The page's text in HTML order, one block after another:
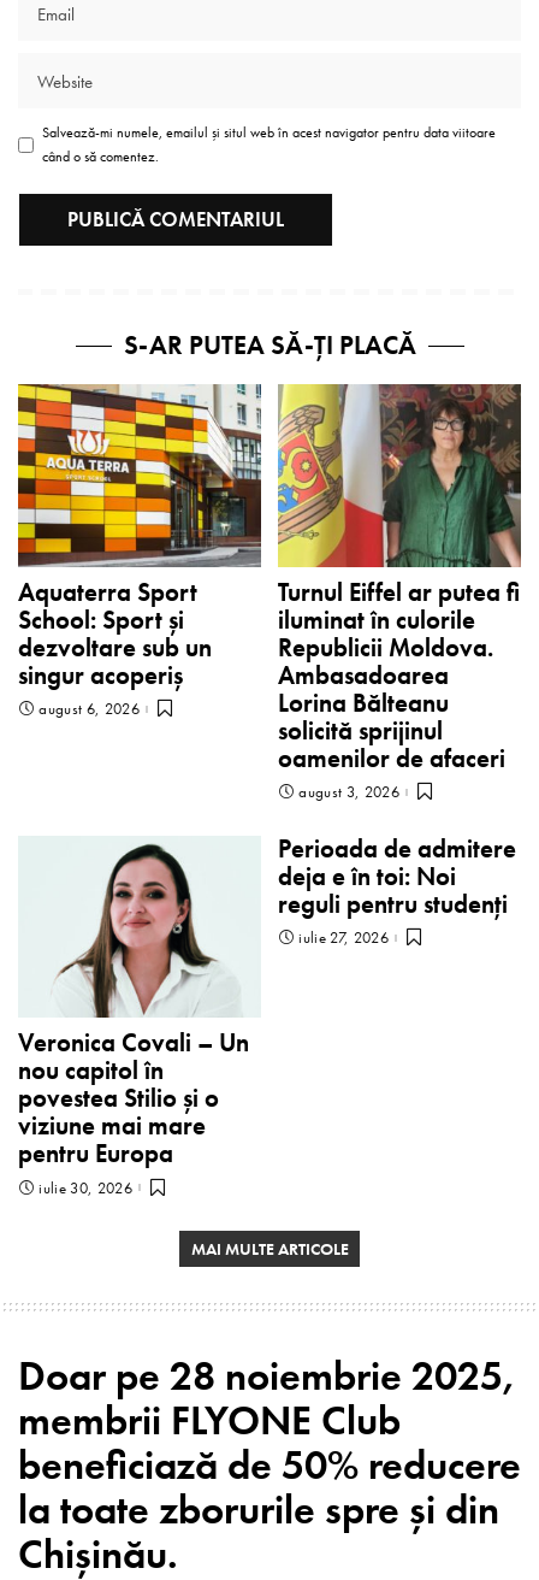
Salvează-mi numele, emailul și situl web în acest navigator pentru data viitoare
când o să comentez.
S-AR PUTEA SĂ-ȚI PLACĂ
Aquaterra Sport
School: Sport și
dezvoltare sub un
singur acoperiș
august 6, 2026
Turnul Eiffel ar putea fi
iluminat în culorile
Republicii Moldova.
Ambasadoarea
Lorina Bălteanu
solicită sprijinul
oamenilor de afaceri
august 3, 2026
Veronica Covali – Un
nou capitol în
povestea Stilio și o
viziune mai mare
pentru Europa
iulie 30, 2026
Perioada de admitere
deja e în toi: Noi
reguli pentru studenți
iulie 27, 2026
MAI MULTE ARTICOLE
Doar pe 28 noiembrie 2025,
membrii FLYONE Club
beneficiază de 50% reducere
la toate zborurile spre și din
Chișinău.